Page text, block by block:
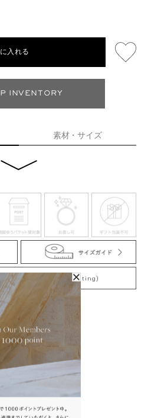
入れる
INVENTORY
素材・サイズ
jewelry (K18YG plating)
Also Like